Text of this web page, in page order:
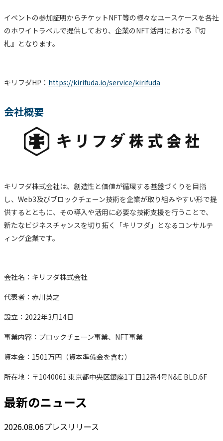
イベントの参加証明からチケットNFT等の様々なユースケースを各社
のホワイトラベルで提供しており、企業のNFT活用における『切
札』となります。
キリフダHP： https://kirifuda.io/service/kirifuda
会社概要
キリフダ株式会社は、創造性と価値が循環する基盤づくりを目指
し、Web3及びブロックチェーン技術を企業が取り組みやすい形で提
供するとともに、その導入や活用に必要な技術支援を行うことで、
新たなビジネスチャンスを切り拓く「キリフダ」となるコンサルテ
ィング企業です。
会社名：キリフダ株式会社
代表者：赤川英之
設立：2022年3月14日
事業内容：ブロックチェーン事業、NFT事業
資本金：1501万円（資本準備金を含む）
所在地：〒1040061 東京都中央区銀座1丁目12番4号N&E BLD.6F
最新のニュース
2026.08.06プレスリリース